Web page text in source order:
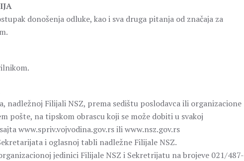
donošenja odluke, kao i sva druga pitanja od značaja za
nadležnoj Filijali NSZ, prema sedištu poslodavca ili organizacione
pošte, na tipskom obrascu koji se može dobiti u svakoj
www.spriv.vojvodina.gov.rs ili www.nsz.gov.rs
i oglasnoj tabli nadležne Filijale NSZ.
jedinici Filijale NSZ i Sekretrijatu na brojeve 021/487-